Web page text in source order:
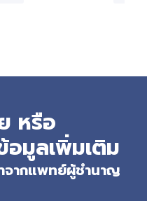
หรือ
มูลเพิ่มเติม
จากแพทย์ผู้ชำนาญ